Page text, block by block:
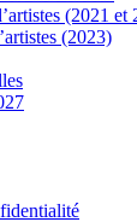
(2021 et
(2023)